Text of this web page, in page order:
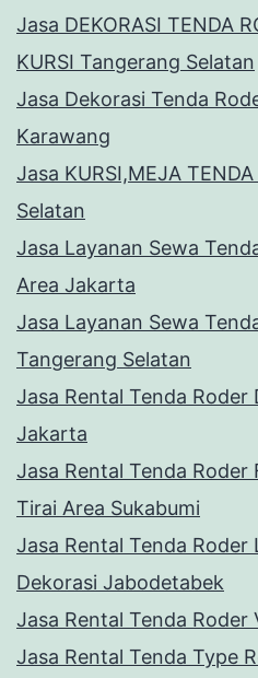
Jasa DEKORASI TENDA
KURSI Tangerang Selatan
Jasa Dekorasi Tenda
Karawang
Jasa KURSI,MEJA
Selatan
Jasa Layanan Sewa
Area Jakarta
Jasa Layanan Sewa
Tangerang Selatan
Jasa Rental Tenda Roder
Jakarta
Jasa Rental Tenda Roder
Tirai Area Sukabumi
Jasa Rental Tenda Roder
Dekorasi Jabodetabek
Jasa Rental Tenda Roder
Jasa Rental Tenda Type